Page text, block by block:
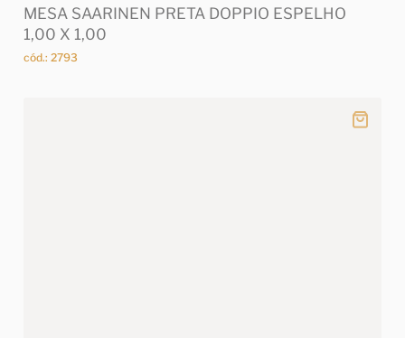
MESA SAARINEN PRETA DOPPIO ESPELHO
1,00 X 1,00
cód.: 2793